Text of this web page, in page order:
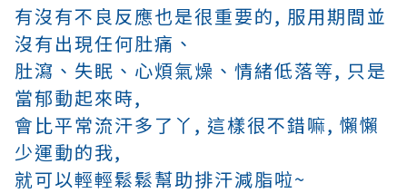
有沒有不良反應也是很重要的, 服用期間並
沒有出現任何肚痛、
肚瀉、失眠、心煩氣燥 、情緒低落等, 只是
當郁動起來時,
會比平常流汗多了丫, 這樣很不錯嘛, 懶懶
少運動的我,
就可以輕輕鬆鬆幫助排汗減脂啦~